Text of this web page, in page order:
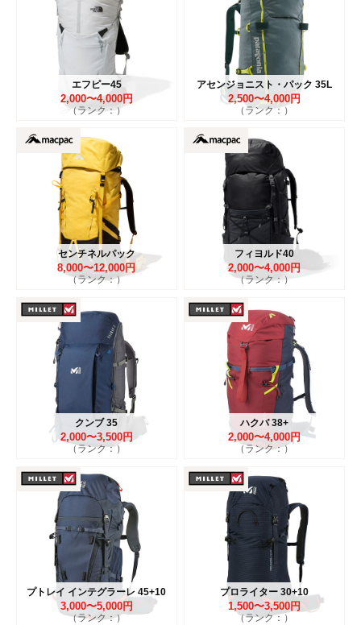
エフピー45
2,000〜4,000円
（ランク：）
アセンジョニスト・パック 35L
2,500〜4,000円
（ランク：）
センチネルパック
8,000〜12,000円
（ランク：）
フィヨルド40
2,000〜4,000円
（ランク：）
クンブ 35
2,000〜3,500円
（ランク：）
ハクバ 38+
2,000〜4,000円
（ランク：）
プトレイ インテグラーレ 45+10
3,000〜5,000円
（ランク：）
プロライター 30+10
1,500〜3,500円
（ランク：）